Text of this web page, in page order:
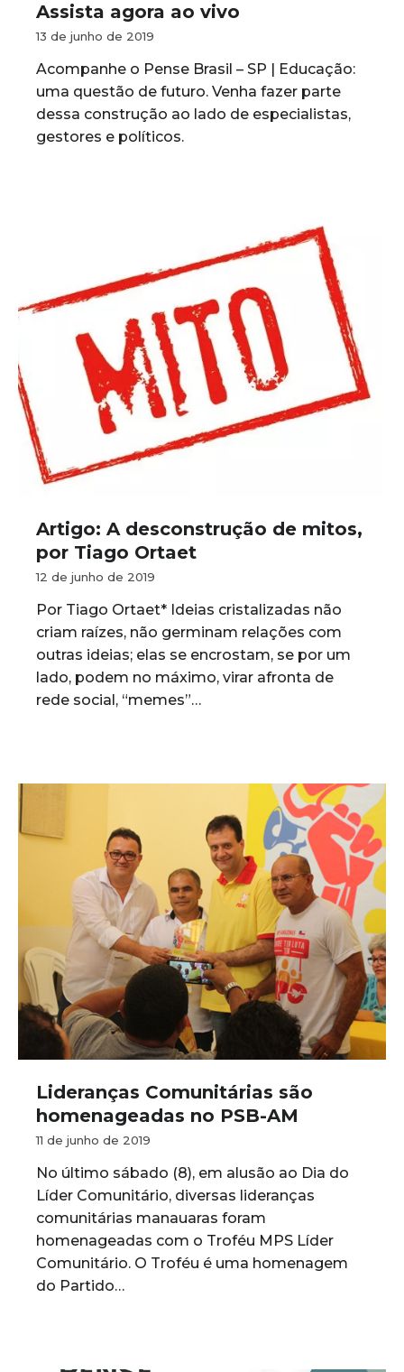
Assista agora ao vivo
13 de junho de 2019
Acompanhe o Pense Brasil – SP | Educação:
uma questão de futuro. Venha fazer parte
dessa construção ao lado de especialistas,
gestores e políticos.
Artigo: A desconstrução de mitos,
por Tiago Ortaet
12 de junho de 2019
Por Tiago Ortaet* Ideias cristalizadas não
criam raízes, não germinam relações com
outras ideias; elas se encrostam, se por um
lado, podem no máximo, virar afronta de
rede social, “memes”…
Lideranças Comunitárias são
homenageadas no PSB-AM
11 de junho de 2019
No último sábado (8), em alusão ao Dia do
Líder Comunitário, diversas lideranças
comunitárias manauaras foram
homenageadas com o Troféu MPS Líder
Comunitário. O Troféu é uma homenagem
do Partido…